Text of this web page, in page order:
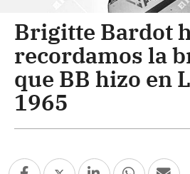
Brigitte Bardot
recordamos la
que BB hizo en
1965